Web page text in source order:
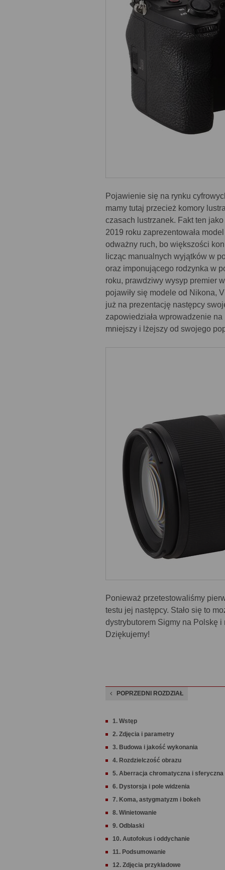
Pojawienie się na rynku
mamy tutaj przecież komory
czasach lustrzanek. Fakt ten
2019 roku zaprezentowała
odważny ruch, bo większości
licząc manualnych wyjątków w
oraz imponującego rodzynka w
roku, prawdziwy wysyp premier
pojawiły się modele od Nikona,
już na prezentację następcy
zapowiedziała wprowadzenie
mniejszy i lżejszy od swojego
Ponieważ przetestowaliśmy
testu jej następcy. Stało się to
dystrybutorem Sigmy na Polskę i
Dziękujemy!
POPRZEDNI ROZDZIAŁ
1. Wstęp
2. Zdjęcia i parametry
3. Budowa i jakość wykonania
4. Rozdzielczość obrazu
5. Aberracja chromatyczna i sferyczna
6. Dystorsja i pole widzenia
7. Koma, astygmatyzm i bokeh
8. Winietowanie
9. Odblaski
10. Autofokus i oddychanie
11. Podsumowanie
12. Zdjęcia przykładowe